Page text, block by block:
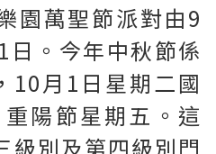
園萬聖節派對由9
。今年中秋節係
10月1日星期二國
陽節星期五。這
級別及第四級別門